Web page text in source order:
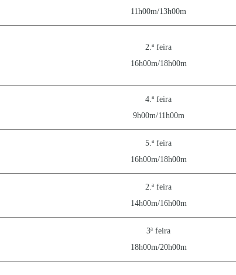
11h00m/13h00m
2.ª feira
16h00m/18h00m
4.ª feira
9h00m/11h00m
5.ª feira
16h00m/18h00m
2.ª feira
14h00m/16h00m
3ª feira
18h00m/20h00m